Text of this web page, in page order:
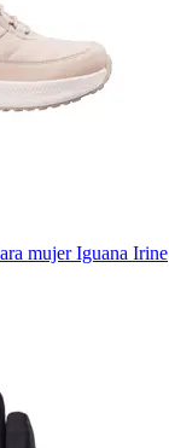
mujer Iguana Irine